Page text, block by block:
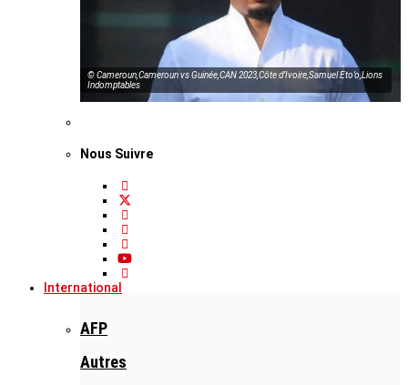
© Cameroun,Cameroun vs Guinée,CAN 2023,Côte d’Ivoire,Samuel Eto’o,Lions
Indomptables
Nous Suivre
International
AFP
Autres